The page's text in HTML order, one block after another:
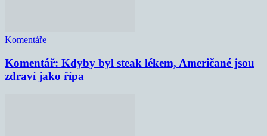
Komentáře
Komentář: Kdyby byl steak lékem, Američané jsou
zdraví jako řípa